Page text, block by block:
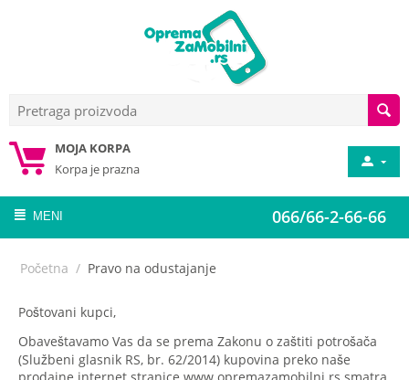
MOJA KORPA
Korpa je prazna
066/66-2-66-66
MENI
Početna / Pravo na odustajanje
Poštovani kupci,
Obaveštavamo Vas da se prema Zakonu o zaštiti potrošača
(Službeni glasnik RS, br. 62/2014) kupovina preko naše